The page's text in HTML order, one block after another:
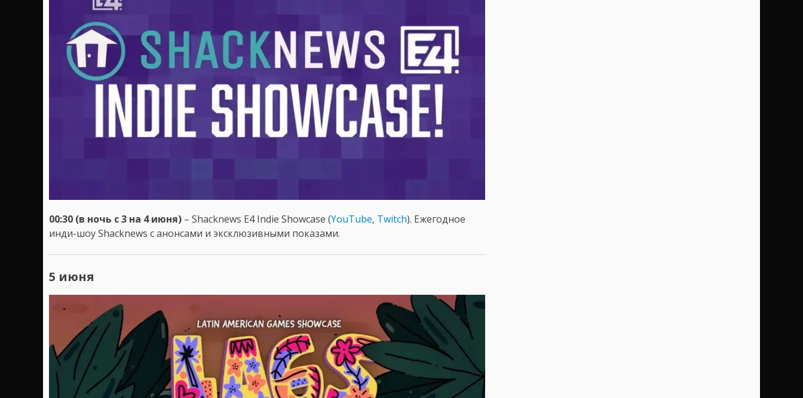
00:30 (в ночь с 3 на 4 июня) – Shacknews E4 Indie Showcase (YouTube, Twitch). Ежегодное
инди-шоу Shacknews с анонсами и эксклюзивными показами.
5 июня